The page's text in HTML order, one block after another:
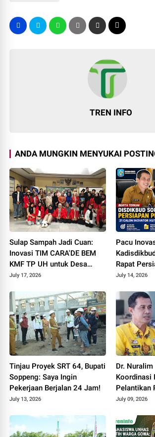
TREN INFO
ANDA MUNGKIN MENYUKAI
Sulap Sampah Jadi Cuan:
Inovasi TIM CARA'DE BEM
KMF TP UH untuk Desa
Tinggimae
July 17, 2026
Pacu
Rapat
July 14, 2026
Tinjau Proyek SRT 64, Bupati
Soppeng: Saya Ingin
Pekerjaan Berjalan 24 Jam!
July 13, 2026
Dr.
Koordinasi
Pelantikan
Disdikbud
July 09, 2026